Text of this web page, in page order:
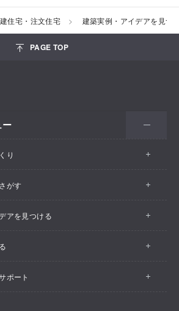
住宅・注文住宅 建築実例・アイデアを見つ
PAGE TOP
ー
り
がす
アを見つける
ポート